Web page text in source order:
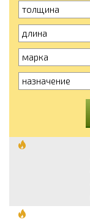
толщина
длина
марка
назначение